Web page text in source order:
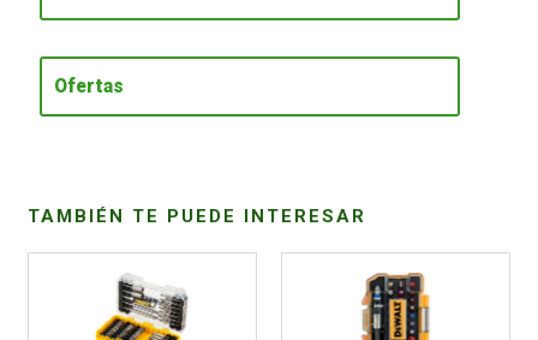
Ofertas
TAMBIÉN TE PUEDE INTERESAR